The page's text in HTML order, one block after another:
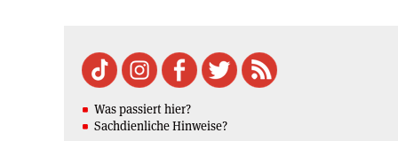
Was passiert hier?
Sachdienliche Hinweise?